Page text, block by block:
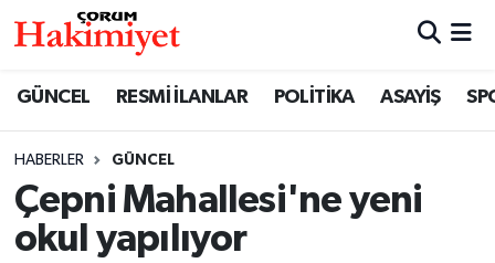
GÜNCEL RESMİ İLANLAR POLİTİKA ASAYİŞ
HABERLER GÜNCEL
Çepni Mahallesi'ne yeni
okul yapılıyor
SAĞLIK
ASAYİŞ
Nöbetçi Eczaneler
Çorum Namaz Vakitleri
Trafik Durumu